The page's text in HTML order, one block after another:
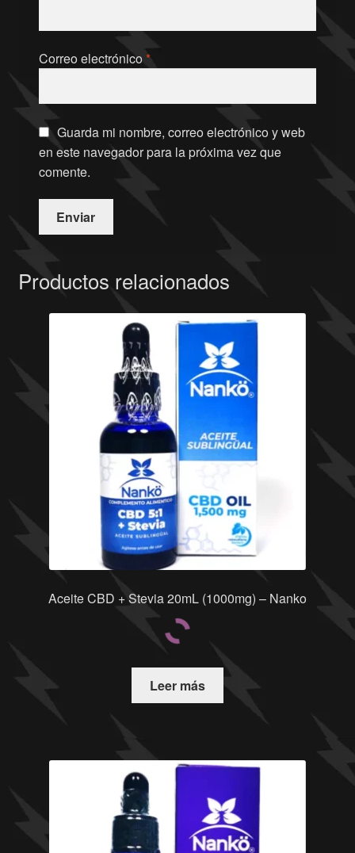
Correo electrónico*
Guarda mi nombre, correo electrónico y web
en este navegador para la próxima vez que
comente.
Productos relacionados
Aceite CBD + Stevia 20mL (1000mg) – Nanko
Leer más